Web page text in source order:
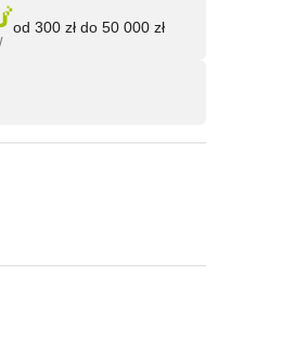
od 300 zł do 50 000 zł